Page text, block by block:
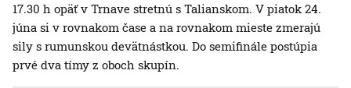
17.30 h opäť v Trnave stretnú s Talianskom. V piatok 24.
júna si v rovnakom čase a na rovnakom mieste zmerajú
sily s rumunskou devätnástkou. Do semifinále postúpia
prvé dva tímy z oboch skupín.